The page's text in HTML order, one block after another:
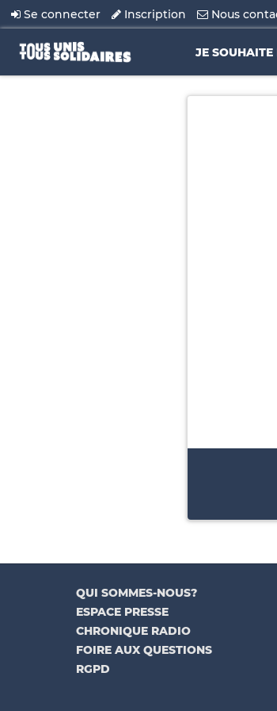
Se connecter Inscription Nous
JE
QUI SOMMES-NOUS?
ESPACE PRESSE
CHRONIQUE RADIO
FOIRE AUX QUESTIONS
RGPD